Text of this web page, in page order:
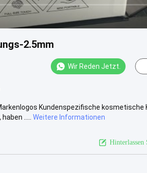
2.5mm
Wir Reden Jetzt.
Kundenspezifische kosmetische
.....
Weitere Informationen
Hinterlassen